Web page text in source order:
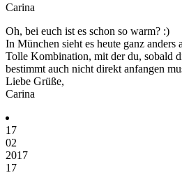
Carina
Oh, bei euch ist es schon so warm? :)
In München sieht es heute ganz anders
Tolle Kombination, mit der du, sobald
bestimmt auch nicht direkt anfangen
Liebe Grüße,
Carina
17
02
2017
17